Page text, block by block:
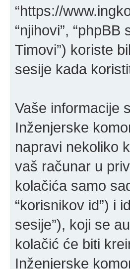
“https://
“njihovi”, “phpBB
Timovi”) koriste
sesije kada
Vaše informacije
Inženjerske
napravi nekoliko
vaš računar u
kolačića samo
“korisnikov id”) i
sesije”), koji se
kolačić će biti
Inženjerske